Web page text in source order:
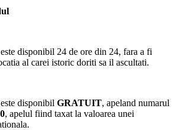
disponibil 24 de ore din 24, fara a fi
al carei istoric doriti sa il ascultati.
disponibil GRATUIT, apeland numarul
, apelul fiind taxat la valoarea unei